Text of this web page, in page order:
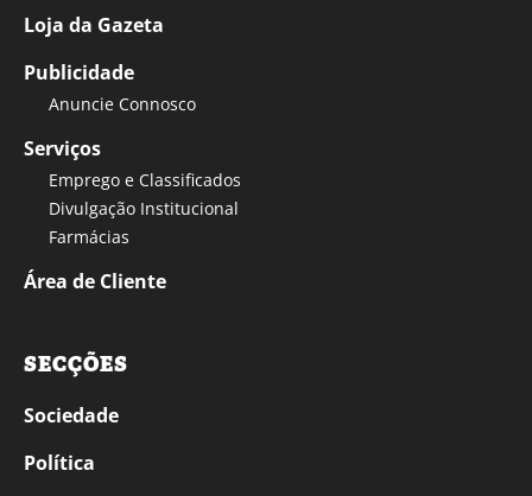
Loja da Gazeta
Publicidade
Anuncie Connosco
Serviços
Emprego e Classificados
Divulgação Institucional
Farmácias
Área de Cliente
SECÇÕES
Sociedade
Política